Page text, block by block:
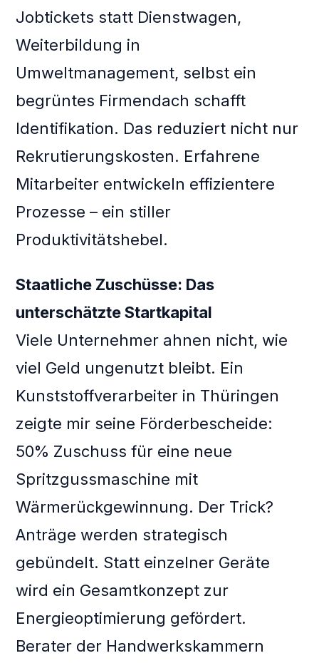
Jobtickets statt Dienstwagen,
Weiterbildung in
Umweltmanagement, selbst ein
begrüntes Firmendach schafft
Identifikation. Das reduziert nicht nur
Rekrutierungskosten. Erfahrene
Mitarbeiter entwickeln effizientere
Prozesse – ein stiller
Produktivitätshebel.
Staatliche Zuschüsse: Das
unterschätzte Startkapital
Viele Unternehmer ahnen nicht, wie
viel Geld ungenutzt bleibt. Ein
Kunststoffverarbeiter in Thüringen
zeigte mir seine Förderbescheide:
50% Zuschuss für eine neue
Spritzgussmaschine mit
Wärmerückgewinnung. Der Trick?
Anträge werden strategisch
gebündelt. Statt einzelner Geräte
wird ein Gesamtkonzept zur
Energieoptimierung gefördert.
Berater der Handwerkskammern